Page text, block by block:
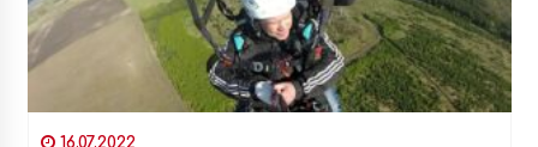
16.07.2022